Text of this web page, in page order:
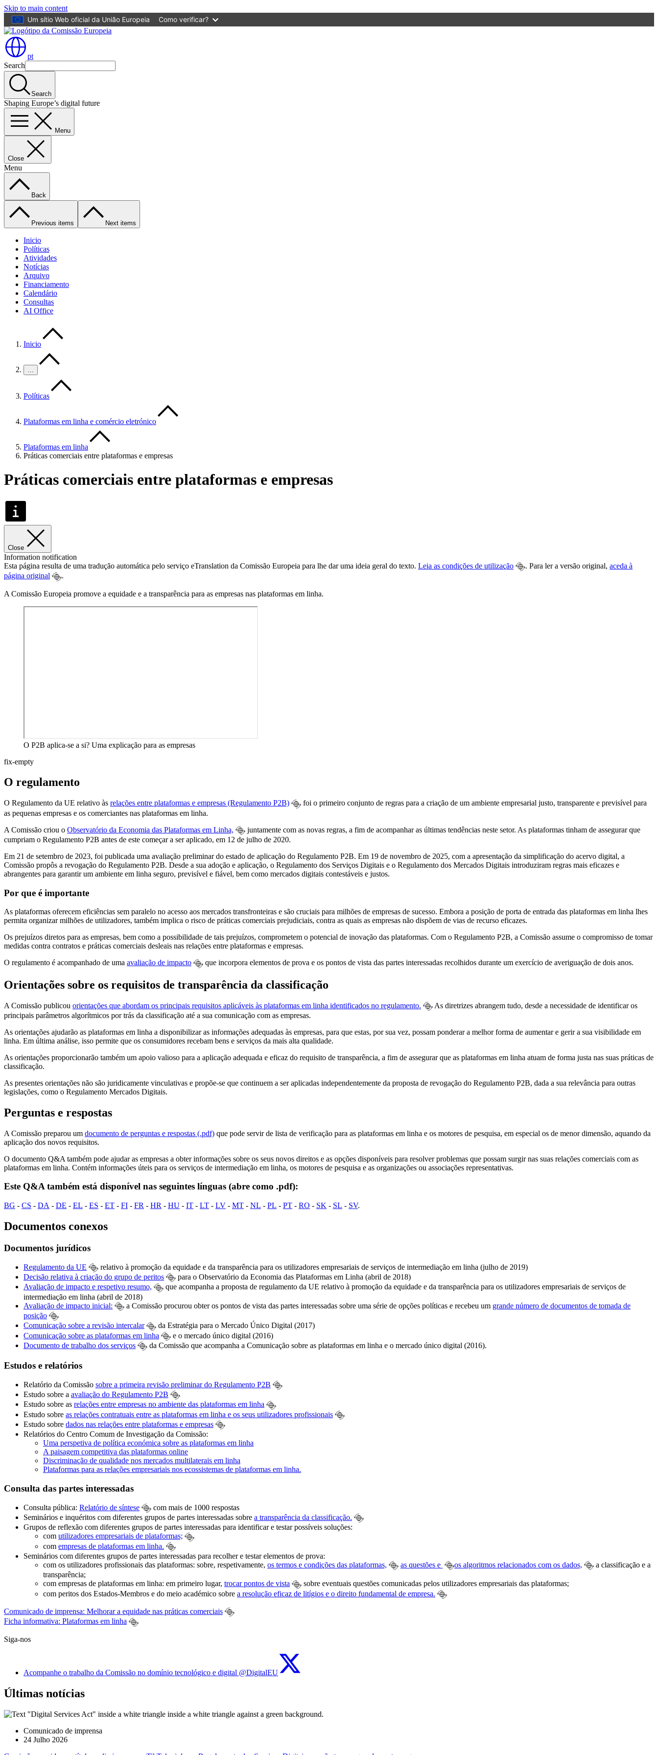
Skip to main content
Um sítio Web oficial da União Europeia
Como verificar?
pt
Search
Search
Shaping Europe’s digital future
Menu
Close
Menu
Back
Previous items Next items
Inicio
Políticas
Atividades
Notícias
Arquivo
Financiamento
Calendário
Consultas
AI Office
Inicio
…
Políticas
Plataformas em linha e comércio eletrónico
Plataformas em linha
Práticas comerciais entre plataformas e empresas
Práticas comerciais entre plataformas e empresas
Close
Information notification
Esta página resulta de uma tradução automática pelo serviço eTranslation da Comissão Europeia para lhe dar uma ideia geral do texto. Leia as condições de utilização . Para ler a versão original, aceda à
página original
.
A Comissão Europeia promove a equidade e a transparência para as empresas nas plataformas em linha.
O P2B aplica-se a si? Uma explicação para as empresas
fix-empty
O regulamento
O Regulamento da UE relativo às relações entre plataformas e empresas (Regulamento P2B)
foi o primeiro conjunto de regras para a criação de um ambiente empresarial justo, transparente e previsível para
as pequenas empresas e os comerciantes nas plataformas em linha.
A Comissão criou o Observatório da Economia das Plataformas em Linha,
juntamente com as novas regras, a fim de acompanhar as últimas tendências neste setor. As plataformas tinham de assegurar que
cumpriam o Regulamento P2B antes de este começar a ser aplicado, em 12 de julho de 2020.
Em 21 de setembro de 2023, foi publicada uma avaliação preliminar do estado de aplicação do Regulamento P2B. Em 19 de novembro de 2025, com a apresentação da simplificação do acervo digital, a
Comissão propôs a revogação do Regulamento P2B. Desde a sua adoção e aplicação, o Regulamento dos Serviços Digitais e o Regulamento dos Mercados Digitais introduziram regras mais eficazes e
abrangentes para garantir um ambiente em linha seguro, previsível e fiável, bem como mercados digitais contestáveis e justos.
Por que é importante
As plataformas oferecem eficiências sem paralelo no acesso aos mercados transfronteiras e são cruciais para milhões de empresas de sucesso. Embora a posição de porta de entrada das plataformas em linha lhes
permita organizar milhões de utilizadores, também implica o risco de práticas comerciais prejudiciais, contra as quais as empresas não dispõem de vias de recurso eficazes.
Os prejuízos diretos para as empresas, bem como a possibilidade de tais prejuízos, comprometem o potencial de inovação das plataformas. Com o Regulamento P2B, a Comissão assume o compromisso de tomar
medidas contra contratos e práticas comerciais desleais nas relações entre plataformas e empresas.
O regulamento é acompanhado de uma avaliação de impacto que incorpora elementos de prova e os pontos de vista das partes interessadas recolhidos durante um exercício de averiguação de dois anos.
Orientações sobre os requisitos de transparência da classificação
A Comissão publicou orientações que abordam os principais requisitos aplicáveis às plataformas em linha identificados no regulamento.
As diretrizes abrangem tudo, desde a necessidade de identificar os
principais parâmetros algorítmicos por trás da classificação até a sua comunicação com as empresas.
As orientações ajudarão as plataformas em linha a disponibilizar as informações adequadas às empresas, para que estas, por sua vez, possam ponderar a melhor forma de aumentar e gerir a sua visibilidade em
linha. Em última análise, isso permite que os consumidores recebam bens e serviços da mais alta qualidade.
As orientações proporcionarão também um apoio valioso para a aplicação adequada e eficaz do requisito de transparência, a fim de assegurar que as plataformas em linha atuam de forma justa nas suas práticas de
classificação.
As presentes orientações não são juridicamente vinculativas e propõe-se que continuem a ser aplicadas independentemente da proposta de revogação do Regulamento P2B, dada a sua relevância para outras
legislações, como o Regulamento Mercados Digitais.
Perguntas e respostas
A Comissão preparou um documento de perguntas e respostas (.pdf) que pode servir de lista de verificação para as plataformas em linha e os motores de pesquisa, em especial os de menor dimensão, aquando da
aplicação dos novos requisitos.
O documento Q&A também pode ajudar as empresas a obter informações sobre os seus novos direitos e as opções disponíveis para resolver problemas que possam surgir nas suas relações comerciais com as
plataformas em linha. Contém informações úteis para os serviços de intermediação em linha, os motores de pesquisa e as organizações ou associações representativas.
Este Q&A também está disponível nas seguintes línguas (abre como .pdf):
BG - CS - DA - DE - EL - ES - ET - FI - FR - HR - HU - IT - LT - LV - MT - NL - PL - PT - RO - SK - SL - SV.
Documentos conexos
Documentos jurídicos
Regulamento da UE
relativo à promoção da equidade e da transparência para os utilizadores empresariais de serviços de intermediação em linha (julho de 2019)
Decisão relativa à criação do grupo de peritos
para o Observatório da Economia das Plataformas em Linha (abril de 2018)
Avaliação de impacto e respetivo resumo,
que acompanha a proposta de regulamento da UE relativo à promoção da equidade e da transparência para os utilizadores empresariais de serviços de
intermediação em linha (abril de 2018)
Avaliação de impacto inicial:
a Comissão procurou obter os pontos de vista das partes interessadas sobre uma série de opções políticas e recebeu um grande número de documentos de tomada de
posição
Comunicação sobre a revisão intercalar
da Estratégia para o Mercado Único Digital (2017)
Comunicação sobre as plataformas em linha
e o mercado único digital (2016)
Documento de trabalho dos serviços
da Comissão que acompanha a Comunicação sobre as plataformas em linha e o mercado único digital (2016).
Estudos e relatórios
Relatório da Comissão sobre a primeira revisão preliminar do Regulamento P2B
Estudo sobre a avaliação do Regulamento P2B
Estudo sobre as relações entre empresas no ambiente das plataformas em linha
Estudo sobre as relações contratuais entre as plataformas em linha e os seus utilizadores profissionais
Estudo sobre dados nas relações entre plataformas e empresas
Relatórios do Centro Comum de Investigação da Comissão:
Uma perspetiva de política económica sobre as plataformas em linha
A paisagem competitiva das plataformas online
Discriminação de qualidade nos mercados multilaterais em linha
Plataformas para as relações empresariais nos ecossistemas de plataformas em linha.
Consulta das partes interessadas
Consulta pública: Relatório de síntese
com mais de 1000 respostas
Seminários e inquéritos com diferentes grupos de partes interessadas sobre a transparência da classificação.
Grupos de reflexão com diferentes grupos de partes interessadas para identificar e testar possíveis soluções:
com utilizadores empresariais de plataformas;
com empresas de plataformas em linha.
Seminários com diferentes grupos de partes interessadas para recolher e testar elementos de prova:
com os utilizadores profissionais das plataformas: sobre, respetivamente, os termos e condições das plataformas, as questões e os algoritmos relacionados com os dados,
a classificação e a
transparência;
com empresas de plataformas em linha: em primeiro lugar, trocar pontos de vista
sobre eventuais questões comunicadas pelos utilizadores empresariais das plataformas;
com peritos dos Estados-Membros e do meio académico sobre a resolução eficaz de litígios e o direito fundamental de empresa.
Comunicado de imprensa: Melhorar a equidade nas práticas comerciais
Ficha informativa: Plataformas em linha
Siga-nos
Acompanhe o trabalho da Comissão no domínio tecnológico e digital @DigitalEU
Últimas notícias
Comunicado de imprensa
24 Julho 2026